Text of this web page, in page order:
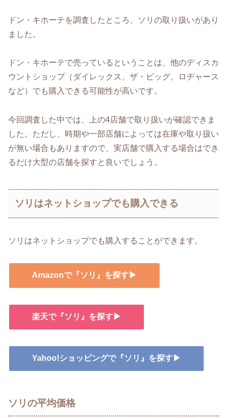
ドン・キホーテを調査したところ、ソリの取り扱いがあり
ました。
ドン・キホーテで売っているということは、他のディスカ
ウントショップ（ダイレックス、ザ・ビッグ、ロヂャース
など）でも購入できる可能性が高いです。
今回調査した中では、上の4店舗で取り扱いが確認できま
した。ただし、時期や一部店舗によっては在庫や取り扱い
が無い場合もありますので、実店舗で購入する場合はでき
るだけ大型の店舗を探すと良いでしょう。
ソリはネットショップでも購入できる
ソリはネットショップでも購入することができます。
Amazonで『ソリ』を探す▶
楽天で『ソリ』を探す▶
Yahoo!ショッピングで『ソリ』を探す▶
ソリの平均価格